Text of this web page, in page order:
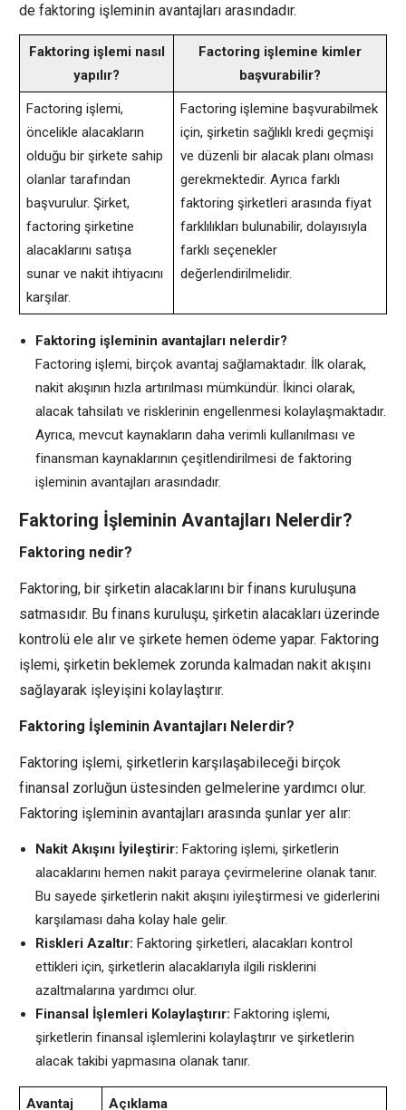
de faktoring işleminin avantajları arasındadır.
Faktoring işlemi nasıl
yapılır?
Factoring işlemine kimler
başvurabilir?
Factoring işlemi,
öncelikle alacakların
olduğu bir şirkete sahip
olanlar tarafından
başvurulur. Şirket,
factoring şirketine
alacaklarını satışa
sunar ve nakit ihtiyacını
karşılar.
Factoring işlemine başvurabilmek
için, şirketin sağlıklı kredi geçmişi
ve düzenli bir alacak planı olması
gerekmektedir. Ayrıca farklı
faktoring şirketleri arasında fiyat
farklılıkları bulunabilir, dolayısıyla
farklı seçenekler
değerlendirilmelidir.
Faktoring işleminin avantajları nelerdir?
Factoring işlemi, birçok avantaj sağlamaktadır. İlk olarak,
nakit akışının hızla artırılması mümkündür. İkinci olarak,
alacak tahsilatı ve risklerinin engellenmesi kolaylaşmaktadır.
Ayrıca, mevcut kaynakların daha verimli kullanılması ve
finansman kaynaklarının çeşitlendirilmesi de faktoring
işleminin avantajları arasındadır.
Faktoring İşleminin Avantajları Nelerdir?
Faktoring nedir?
Faktoring, bir şirketin alacaklarını bir finans kuruluşuna
satmasıdır. Bu finans kuruluşu, şirketin alacakları üzerinde
kontrolü ele alır ve şirkete hemen ödeme yapar. Faktoring
işlemi, şirketin beklemek zorunda kalmadan nakit akışını
sağlayarak işleyişini kolaylaştırır.
Faktoring İşleminin Avantajları Nelerdir?
Faktoring işlemi, şirketlerin karşılaşabileceği birçok
finansal zorluğun üstesinden gelmelerine yardımcı olur.
Faktoring işleminin avantajları arasında şunlar yer alır:
Nakit Akışını İyileştirir: Faktoring işlemi, şirketlerin
alacaklarını hemen nakit paraya çevirmelerine olanak tanır.
Bu sayede şirketlerin nakit akışını iyileştirmesi ve giderlerini
karşılaması daha kolay hale gelir.
Riskleri Azaltır: Faktoring şirketleri, alacakları kontrol
ettikleri için, şirketlerin alacaklarıyla ilgili risklerini
azaltmalarına yardımcı olur.
Finansal İşlemleri Kolaylaştırır: Faktoring işlemi,
şirketlerin finansal işlemlerini kolaylaştırır ve şirketlerin
alacak takibi yapmasına olanak tanır.
Avantaj Açıklama